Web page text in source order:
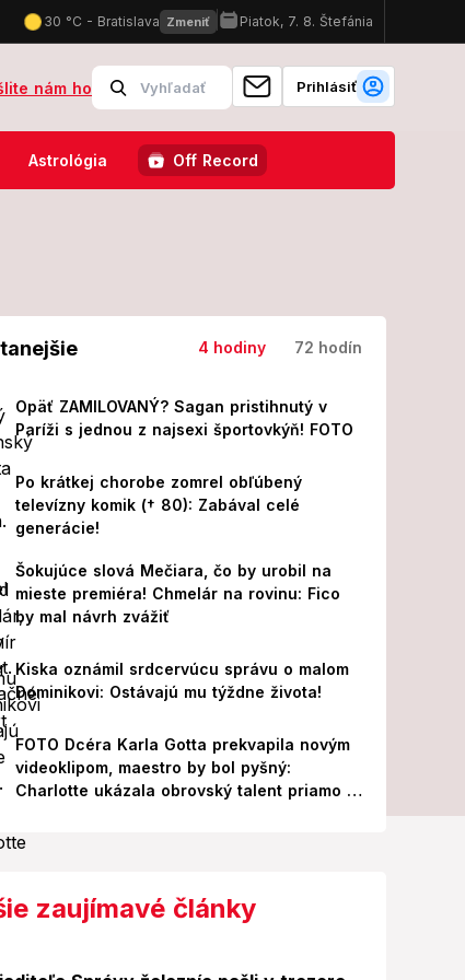
80 miliónov! Polícia obvinila päť ľudí Navonok zdravý
nám ho Prihlásiť
Astrológia Off Record
4 hodiny 72 hodín
Opäť ZAMILOVANÝ? Sagan pristihnutý v
Paríži s jednou z najsexi športovkýň! FOTO
Po krátkej chorobe zomrel obľúbený
televízny komik († 80): Zabával celé
generácie!
Šokujúce slová Mečiara, čo by urobil na
mieste premiéra! Chmelár na rovinu: Fico
by mal návrh zvážiť
Kiska oznámil srdcervúcu správu o malom
Dominikovi: Ostávajú mu týždne života!
FOTO Dcéra Karla Gotta prekvapila novým
videoklipom, maestro by bol pyšný:
Charlotte ukázala obrovský talent priamo v
zaujímavé články